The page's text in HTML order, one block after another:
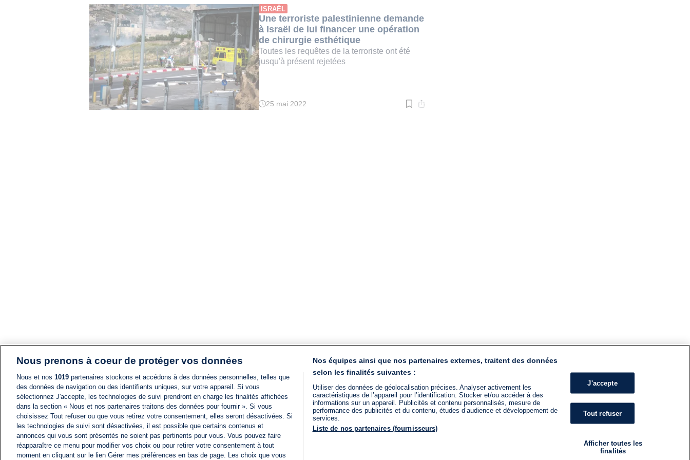
:
2
min.
ISRAËL
Une terroriste palestinienne demande
à Israël de lui financer une opération
de chirurgie esthétique
Toutes les requêtes de la terroriste ont été
jusqu'à présent rejetées
Temps
25 mai 2022
Nous prenons à coeur de protéger vos données
Nous et nos 1019 partenaires stockons et accédons à des données personnelles, telles que
des données de navigation ou des identifiants uniques, sur votre appareil. Si vous
sélectionnez J'accepte, les technologies de suivi prendront en charge les finalités affichées
dans la section « Nous et nos partenaires traitons des données pour fournir ». Si vous
choisissez Tout refuser ou que vous retirez votre consentement, elles seront désactivées. Si
les technologies de suivi sont désactivées, il est possible que certains contenus et
annonces qui vous sont présentés ne soient pas pertinents pour vous. Vous pouvez faire
réapparaître ce menu pour modifier vos choix ou pour retirer votre consentement à tout
moment en cliquant sur le lien Gérer mes préférences en bas de page. Les choix que vous
Nos équipes ainsi que nos partenaires externes, traitent des données
selon les finalités suivantes :
Utiliser des données de géolocalisation précises. Analyser activement les
caractéristiques de l’appareil pour l’identification. Stocker et/ou accéder à des
informations sur un appareil. Publicités et contenu personnalisés, mesure de
performance des publicités et du contenu, études d’audience et développement de
services.
Liste de nos partenaires (fournisseurs)
J'accepte
Tout refuser
Afficher toutes les
finalités